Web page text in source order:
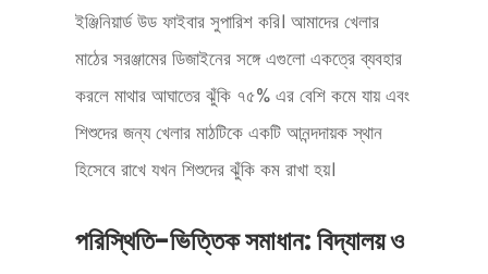
ইঞ্জিনিয়ার্ড উড ফাইবার সুপারিশ করি। আমাদের খেলার
মাঠের সরঞ্জামের ডিজাইনের সঙ্গে এগুলো একত্রে ব্যবহার
করলে মাথার আঘাতের ঝুঁকি ৭৫% এর বেশি কমে যায় এবং
শিশুদের জন্য খেলার মাঠটিকে একটি আনন্দদায়ক স্থান
হিসেবে রাখে যখন শিশুদের ঝুঁকি কম রাখা হয়।
পরিস্থিতি-ভিত্তিক সমাধান: বিদ্যালয় ও